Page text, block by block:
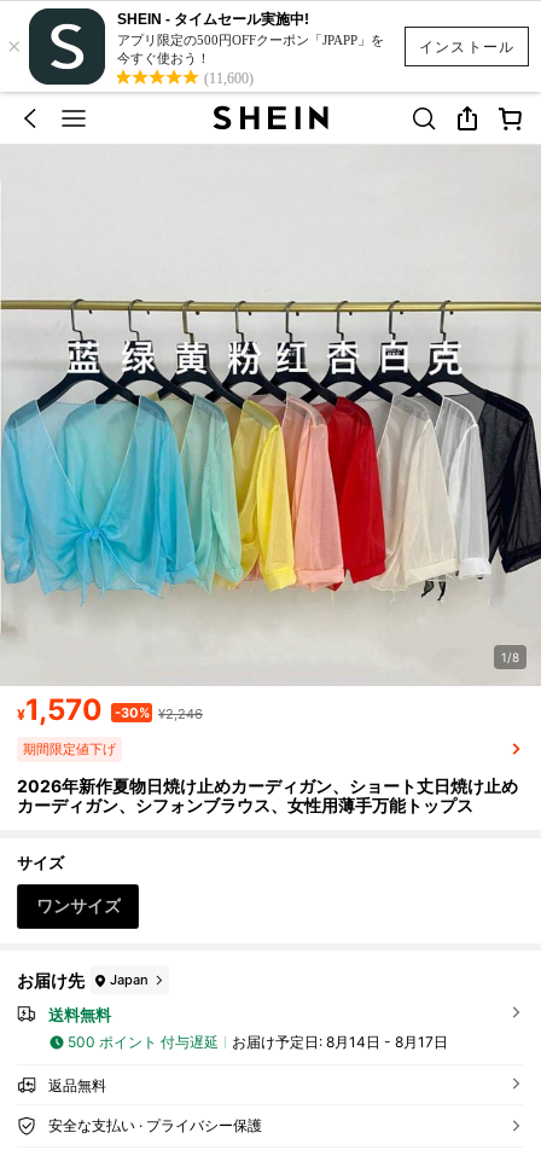
インストール
×
SHEIN - タイムセール実施中!
アプリ限定の500円OFFクーポン「JPAPP」を
今すぐ使おう！
(11,600)
1/8
¥1,570 -30% ¥2,246
期間限定値下げ
2026年新作夏物日焼け止めカーディガン、ショート丈日焼け止め
カーディガン、シフォンブラウス、女性用薄手万能トップス
サイズ
ワンサイズ
お届け先 Japan
送料無料
500 ポイント 付与遅延 お届け予定日: 8月14日 - 8月17日
返品無料
安全な支払い · プライバシー保護